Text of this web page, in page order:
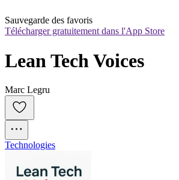
Sauvegarde des favoris
Télécharger gratuitement dans l'App Store
Lean Tech Voices
Marc Legru
Technologies